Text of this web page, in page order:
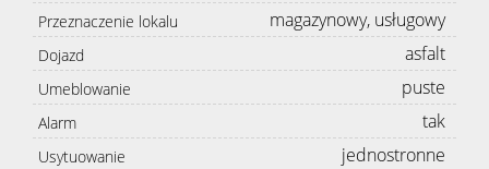
Przeznaczenie lokalu magazynowy, usługowy
Dojazd asfalt
Umeblowanie puste
Alarm tak
Usytuowanie jednostronne